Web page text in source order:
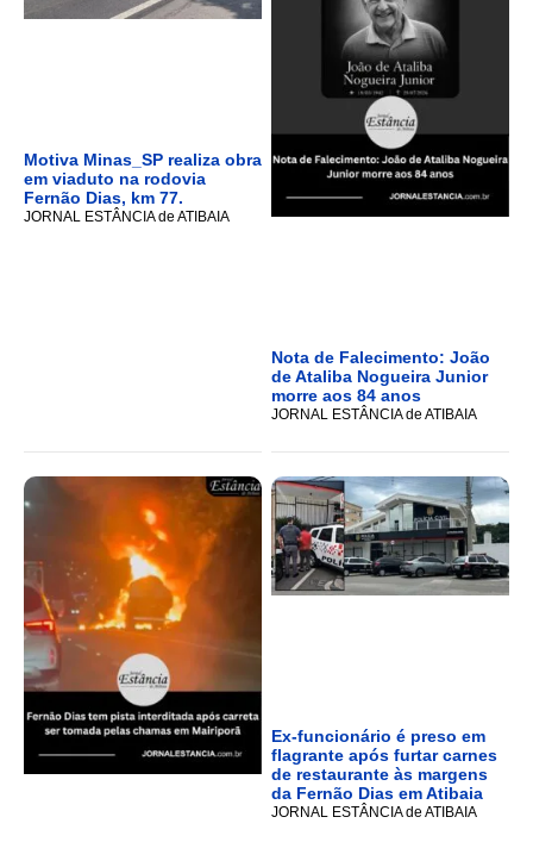
Motiva Minas_SP realiza obra
em viaduto na rodovia
Fernão Dias, km 77.
JORNAL ESTÂNCIA de ATIBAIA
Nota de Falecimento: João
de Ataliba Nogueira Junior
morre aos 84 anos
JORNAL ESTÂNCIA de ATIBAIA
Ex-funcionário é preso em
flagrante após furtar carnes
de restaurante às margens
da Fernão Dias em Atibaia
JORNAL ESTÂNCIA de ATIBAIA